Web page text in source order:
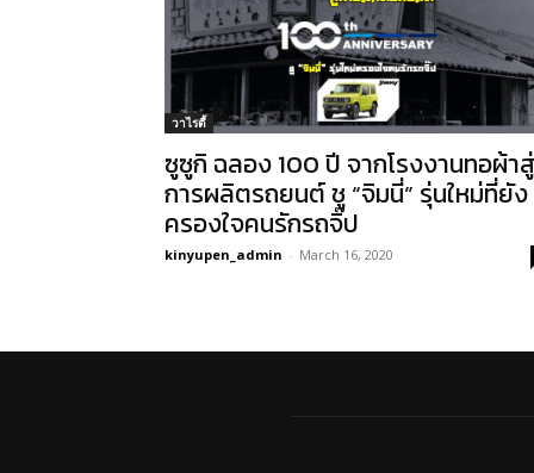
วาไรตี้
ซูซูกิ ฉลอง 100 ปี จากโรงงานทอผ้าสู่
การผลิตรถยนต์ ชู “จิมนี่” รุ่นใหม่ที่ยัง
ครองใจคนรักรถจิ๊ป
kinyupen_admin - March 16, 2020